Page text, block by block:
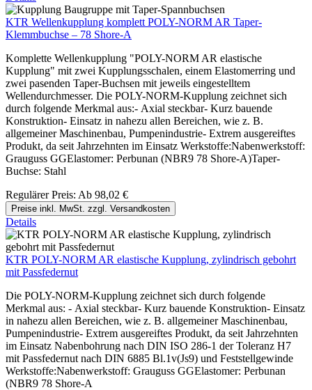
KTR Wellenkupplung komplett POLY-NORM AR Taper-
Klemmbuchse – 78 Shore-A
Komplette Wellenkupplung "POLY-NORM AR elastische
Kupplung" mit zwei Kupplungsschalen, einem Elastomerring und
zwei pasenden Taper-Buchsen mit jeweils eingestelltem
Wellendurchmesser. Die POLY-NORM-Kupplung zeichnet sich
durch folgende Merkmal aus:- Axial steckbar- Kurz bauende
Konstruktion- Einsatz in nahezu allen Bereichen, wie z. B.
allgemeiner Maschinenbau, Pumpenindustrie- Extrem ausgereiftes
Produkt, da seit Jahrzehnten im Einsatz Werkstoffe:Nabenwerkstoff:
Grauguss GGElastomer: Perbunan (NBR9 78 Shore-A)Taper-
Buchse: Stahl
Regulärer Preis: Ab 98,02 €
Preise inkl. MwSt. zzgl. Versandkosten
Details
KTR POLY-NORM AR elastische Kupplung, zylindrisch gebohrt
mit Passfedernut
Die POLY-NORM-Kupplung zeichnet sich durch folgende
Merkmal aus: - Axial steckbar- Kurz bauende Konstruktion- Einsatz
in nahezu allen Bereichen, wie z. B. allgemeiner Maschinenbau,
Pumpenindustrie- Extrem ausgereiftes Produkt, da seit Jahrzehnten
im Einsatz Nabenbohrung nach DIN ISO 286-1 der Toleranz H7
mit Passfedernut nach DIN 6885 Bl.1v(Js9) und Feststellgewinde
Werkstoffe:Nabenwerkstoff: Grauguss GGElastomer: Perbunan
(NBR9 78 Shore-A